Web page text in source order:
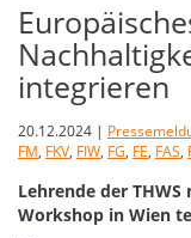
integrieren
20.12.2024 |
FM, FKV, FIW, FG, FE, FAS,
Lehrende der
Workshop in Wien